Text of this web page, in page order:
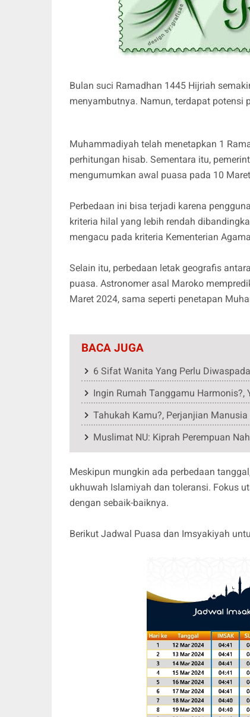
Bulan suci Ramadhan 1445 Hijriah
menyambutnya. Namun, terdapat potensi
Muhammadiyah telah menetapkan 1
perhitungan hisab. Sementara itu,
mengumumkan awal puasa pada 10
Perbedaan ini bisa terjadi karena
kriteria hilal yang lebih rendah
mengacu pada kriteria Kementerian
Selain itu, perbedaan letak geografis
puasa. Astronomer asal Maroko
Maret 2024, sama seperti penetapan
BACA JUGA
6 Sifat Wanita Yang Perlu
Ingin Rumah Tanggamu Harmonis?,
Tahukah Kamu?, Perjanjian
Muslimat NU: Kiprah Perempuan
Meskipun mungkin ada perbedaan
ukhuwah Islamiyah dan toleransi. Fokus
dengan sebaik-baiknya.
Berikut Jadwal Puasa dan Imsyakiyah